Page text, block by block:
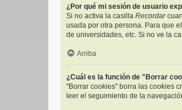
¿Por qué mi sesión de usuario
Si no activa la casilla Recordar
usada por otra persona. Para que
de universidades, etc. Si no ve la
Arriba
¿Cuál es la función de "Borrar
"Borrar cookies" borra las cookies
leer el seguimiento de la